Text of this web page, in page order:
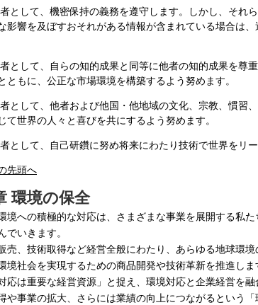
として、機密保持の義務を遵守します。しかし、それ
影響を及ぼすおそれがある情報が含まれている場合は
として、自らの知的成果と同等に他者の知的成果を尊
ともに、公正な市場環境を構築するよう努めます。
として、他者および他国・他地域の文化、宗教、慣習
て世界の人々と喜びを共にするよう努めます。
として、自己研鑽に努め将来にわたり技術で世界をリー
先頭へ
環境の保全
境への積極的な対応は、さまざまな事業を展開する私
でいきます。
売、技術取得など経営全般にわたり、あらゆる地球環
境社会を実現するための商品開発や技術革新を推進しま
対応は重要な経営資源」と捉え、環境対応と企業経営を
や事業の拡大、さらには業績の向上につながるという「